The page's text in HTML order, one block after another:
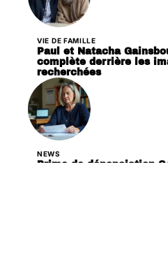
VIE DE FAMILLE
Paul et Natacha
complète derrière les
recherchées
NEWS
Prime de dénonciation